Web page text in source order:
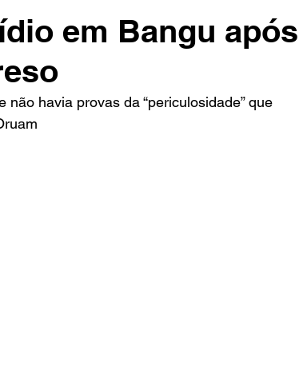
Luto
Redes Sociais
em Bangu após
havia provas da “periculosidade” que